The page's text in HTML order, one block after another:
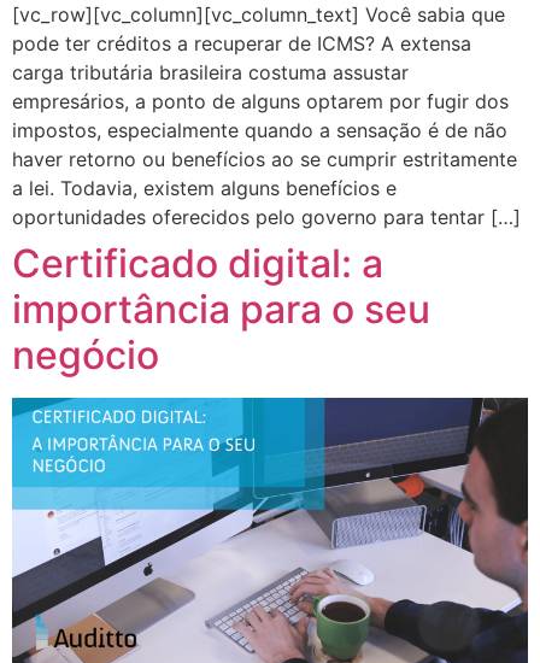
[vc_row][vc_column][vc_column_text] Você sabia que
pode ter créditos a recuperar de ICMS? A extensa
carga tributária brasileira costuma assustar
empresários, a ponto de alguns optarem por fugir dos
impostos, especialmente quando a sensação é de não
haver retorno ou benefícios ao se cumprir estritamente
a lei. Todavia, existem alguns benefícios e
oportunidades oferecidos pelo governo para tentar […]
Certificado digital: a
importância para o seu
negócio